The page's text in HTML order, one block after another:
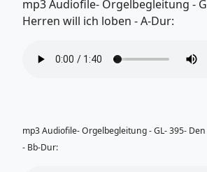
mp3 Audiofile- Orgelbegleitung -
Herren will ich loben - A-Dur:
mp3 Audiofile- Orgelbegleitung - GL- 395-
- Bb-Dur: